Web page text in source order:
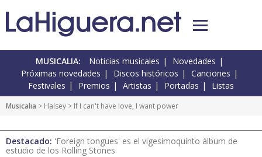
MUSICALIA: Noticias musicales
Novedades
Próximas novedades
Discos históricos
Canciones
Festivales
Premios Artistas Portadas Listas
Musicalia > Halsey > If I can't have love, I want power
Destacado: 'Foreign tongues' es el vigesimoquinto álbum de
estudio de los Rolling Stones